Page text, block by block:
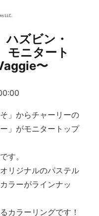
ハズビン・
ニタート
〜
」からチャーリーの
」がモニタートップ
す。
リジナルのパステル
ラーがラインナッ
カラーリングです！